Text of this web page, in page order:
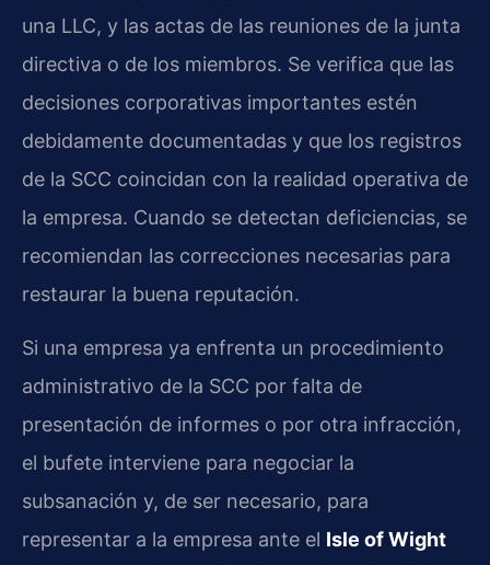
una LLC, y las actas de las reuniones de la junta
directiva o de los miembros. Se verifica que las
decisiones corporativas importantes estén
debidamente documentadas y que los registros
de la SCC coincidan con la realidad operativa de
la empresa. Cuando se detectan deficiencias, se
recomiendan las correcciones necesarias para
restaurar la buena reputación.
Si una empresa ya enfrenta un procedimiento
administrativo de la SCC por falta de
presentación de informes o por otra infracción,
el bufete interviene para negociar la
subsanación y, de ser necesario, para
representar a la empresa ante el Isle of Wight